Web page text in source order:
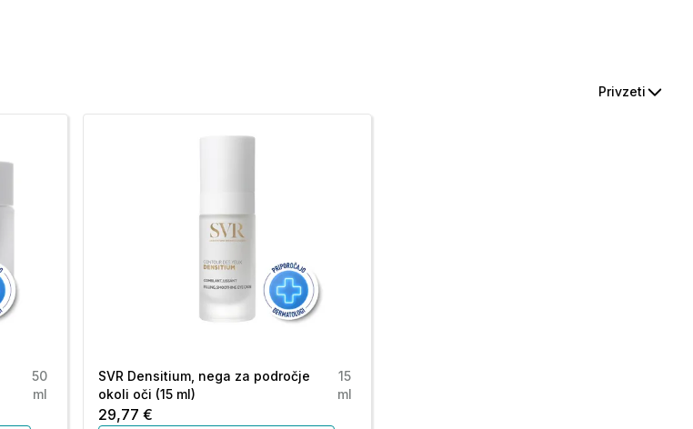
Privzeti
50
ml
SVR Densitium, nega za področje
okoli oči (15 ml)
15
ml
29,77 €